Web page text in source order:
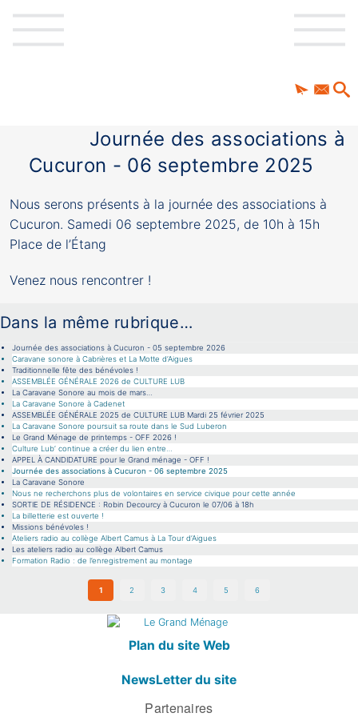
Journée des associations à
Cucuron - 06 septembre 2025
Nous serons présents à la journée des associations à
Cucuron. Samedi 06 septembre 2025, de 10h à 15h
Place de l’Étang
Venez nous rencontrer !
Dans la même rubrique…
Journée des associations à Cucuron - 05 septembre 2026
Caravane sonore à Cabrières et La Motte d’Aigues
Traditionnelle fête des bénévoles !
ASSEMBLÉE GÉNÉRALE 2026 de CULTURE LUB
La Caravane Sonore au mois de mars…
La Caravane Sonore à Cadenet
ASSEMBLÉE GÉNÉRALE 2025 de CULTURE LUB Mardi 25 février 2025
La Caravane Sonore poursuit sa route dans le Sud Luberon
Le Grand Ménage de printemps - OFF 2026 !
Culture Lub’ continue a créer du lien entre…
APPEL À CANDIDATURE pour le Grand ménage - OFF !
Journée des associations à Cucuron - 06 septembre 2025
La Caravane Sonore
Nous ne recherchons plus de volontaires en service civique pour cette année
SORTIE DE RÉSIDENCE : Robin Decourcy à Cucuron le 07/06 à 18h
La billetterie est ouverte !
Missions bénévoles !
Ateliers radio au collège Albert Camus à La Tour d’Aigues
Les ateliers radio au collège Albert Camus
Formation Radio : de l’enregistrement au montage
1 2 3 4 5 6
Plan du site Web
NewsLetter du site
Partenaires